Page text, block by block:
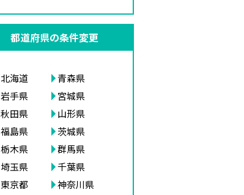
都道府県の条件変更
北海道
青森県
岩手県
宮城県
秋田県
山形県
福島県
茨城県
栃木県
群馬県
埼玉県
千葉県
東京都
神奈川県